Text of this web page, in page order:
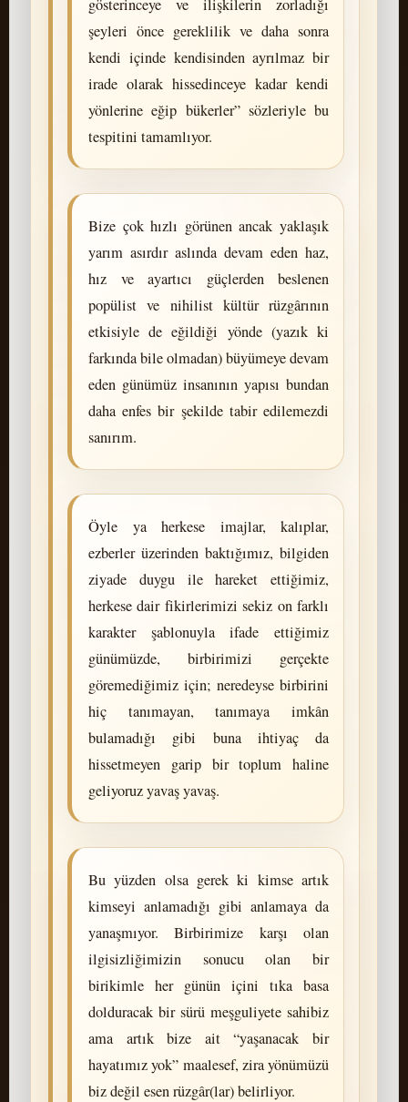
gösterinceye ve ilişkilerin zorladığı
şeyleri önce gereklilik ve daha sonra
kendi içinde kendisinden ayrılmaz bir
irade olarak hissedinceye kadar kendi
yönlerine eğip bükerler” sözleriyle bu
tespitini tamamlıyor.
Bize çok hızlı görünen ancak yaklaşık
yarım asırdır aslında devam eden haz,
hız ve ayartıcı güçlerden beslenen
popülist ve nihilist kültür rüzgârının
etkisiyle de eğildiği yönde (yazık ki
farkında bile olmadan) büyümeye devam
eden günümüz insanının yapısı bundan
daha enfes bir şekilde tabir edilemezdi
sanırım.
Öyle ya herkese imajlar, kalıplar,
ezberler üzerinden baktığımız, bilgiden
ziyade duygu ile hareket ettiğimiz,
herkese dair fikirlerimizi sekiz on farklı
karakter şablonuyla ifade ettiğimiz
günümüzde, birbirimizi gerçekte
göremediğimiz için; neredeyse birbirini
hiç tanımayan, tanımaya imkân
bulamadığı gibi buna ihtiyaç da
hissetmeyen garip bir toplum haline
geliyoruz yavaş yavaş.
Bu yüzden olsa gerek ki kimse artık
kimseyi anlamadığı gibi anlamaya da
yanaşmıyor. Birbirimize karşı olan
ilgisizliğimizin sonucu olan bir
birikimle her günün içini tıka basa
dolduracak bir sürü meşguliyete sahibiz
ama artık bize ait “yaşanacak bir
hayatımız yok” maalesef, zira yönümüzü
biz değil esen rüzgâr(lar) belirliyor.